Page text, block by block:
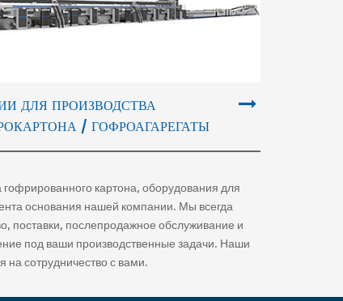
ДЛЯ ПРОИЗВОДСТВА
/ ГОФРОАГАРЕГАТЫ
гофрированного картона, оборудования для
основания нашей компании. Мы всегда
поставки, послепродажное обслуживание и
под ваши производственные задачи. Наши
сотрудничество с вами.